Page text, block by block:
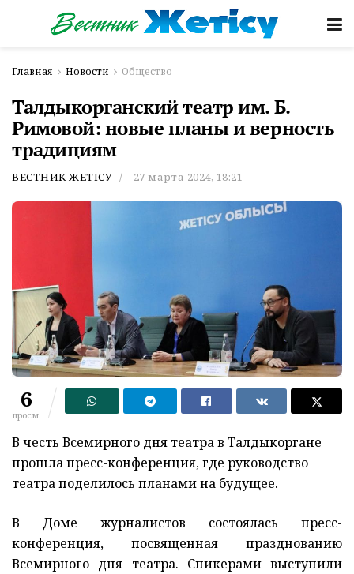
Главная Новости Общество
Талдыкорганский театр им. Б.
Римовой: новые планы и верность
традициям
ВЕСТНИК ЖЕТІСУ 27 марта 2024, 18:21
6
просм.
В честь Всемирного дня театра в Талдыкоргане
прошла пресс-конференция, где руководство
театра поделилось планами на будущее.
В Доме журналистов состоялась пресс-
конференция, посвященная празднованию
Всемирного дня театра. Спикерами выступили